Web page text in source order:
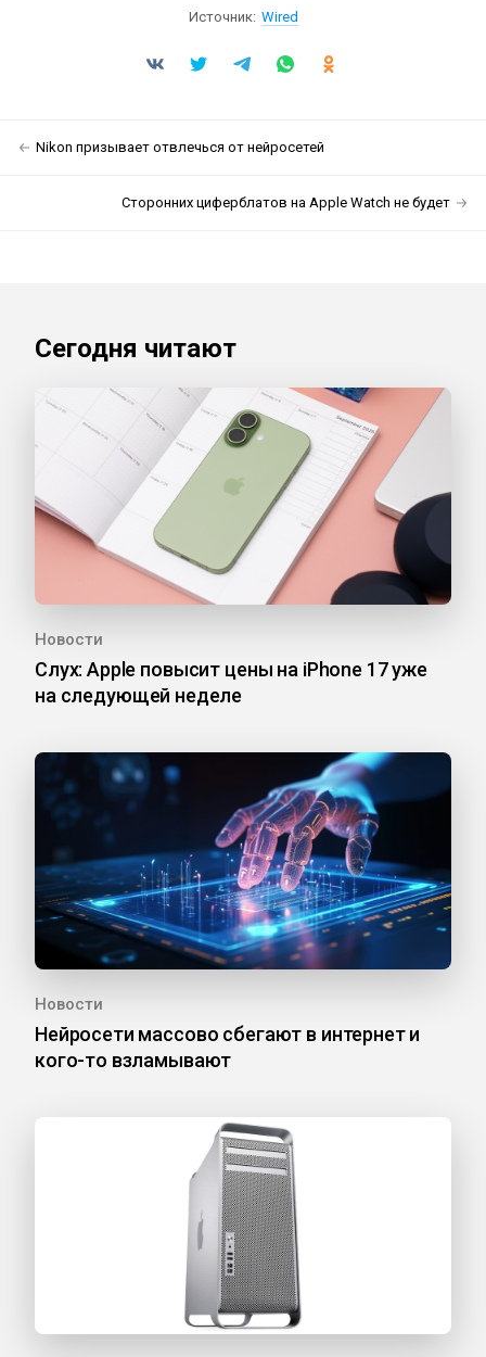
Источник: Wired
Nikon призывает отвлечься от нейросетей
Сторонних циферблатов на Apple Watch не будет
Сегодня читают
Новости
Слух: Apple повысит цены на iPhone 17 уже
на следующей неделе
Новости
Нейросети массово сбегают в интернет и
кого-то взламывают